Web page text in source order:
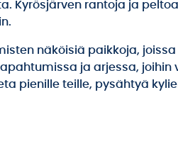
Kyrösjärven rantoja ja
näköisiä paikkoja,
ja arjessa, joihin
pienille teille, pysähtyä